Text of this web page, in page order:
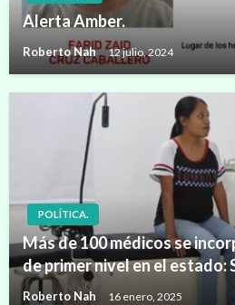
Alerta Amber.
Roberto Nah 12 julio, 2024
POLÍTICA.
Más de 100 médicos se
de primer nivel en el estado:
Roberto Nah 16 enero, 2025